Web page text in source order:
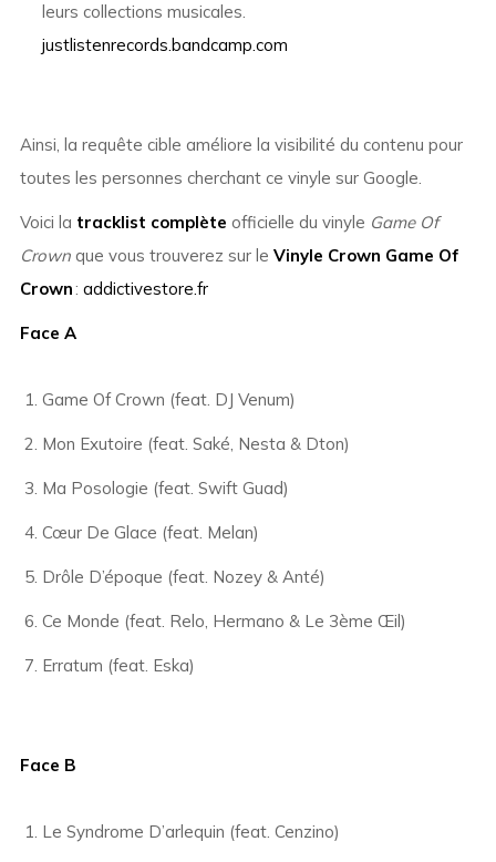
leurs collections musicales.
justlistenrecords.bandcamp.com
Ainsi, la requête cible améliore la visibilité du contenu pour
toutes les personnes cherchant ce vinyle sur Google.
Voici la tracklist complète officielle du vinyle Game Of
Crownque vous trouverez sur le Vinyle Crown Game Of
Crown: addictivestore.fr
Face A
Game Of Crown (feat. DJ Venum)
Mon Exutoire (feat. Saké, Nesta & Dton)
Ma Posologie (feat. Swift Guad)
Cœur De Glace (feat. Melan)
Drôle D’époque (feat. Nozey & Anté)
Ce Monde (feat. Relo, Hermano & Le 3ème Œil)
Erratum (feat. Eska)
Face B
Le Syndrome D’arlequin (feat. Cenzino)